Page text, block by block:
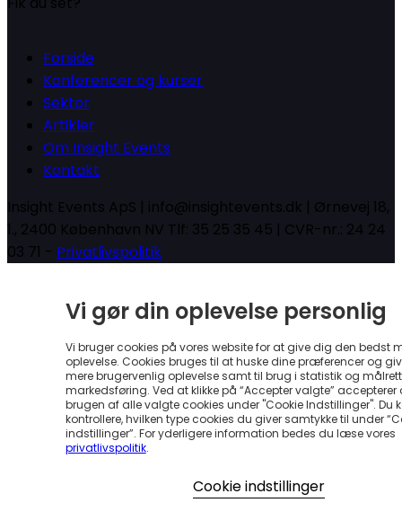
Forside
Konferencer og kurser
Sektor
Artikler
Om Insight Events
Kontakt
Insight Events ApS | info@insightevents.dk | Ørnevej 18,
1., 2400 København NV Tlf: 35 25 35 45 | CVR-nr.: 24 24
03 71 - Privatlivspolitik
Vi gør din oplevelse personlig
Vi bruger cookies på vores website for at give dig den bedst
oplevelse. Cookies bruges til at huske dine præferencer og
mere brugervenlig oplevelse samt til brug i statistik og
markedsføring. Ved at klikke på “Accepter valgte” accepterer
brugen af alle valgte cookies under "Cookie Indstillinger". Du
kontrollere, hvilken type cookies du giver samtykke til under
indstillinger”. For yderligere information bedes du læse vores
privatlivspolitik.
Cookie indstillinger